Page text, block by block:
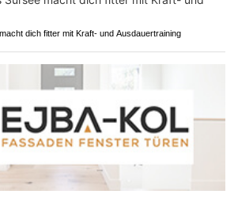
dich fitter mit Kraft- und Ausdauertraining